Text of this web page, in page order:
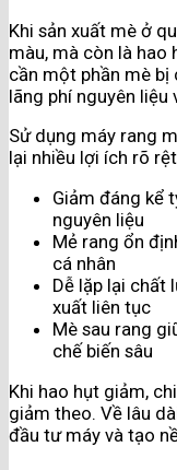
Khi sản xuất mè ở
màu, mà còn là hao
cần một phần mè bị
lãng phí nguyên liệu
Sử dụng máy rang
lại nhiều lợi ích rõ
Giảm đáng kể
nguyên liệu
Mẻ rang ổn
cá nhân
Dễ lặp lại chất
xuất liên tục
Mè sau rang
chế biến sâu
Khi hao hụt giảm,
giảm theo. Về lâu
đầu tư máy và tạo